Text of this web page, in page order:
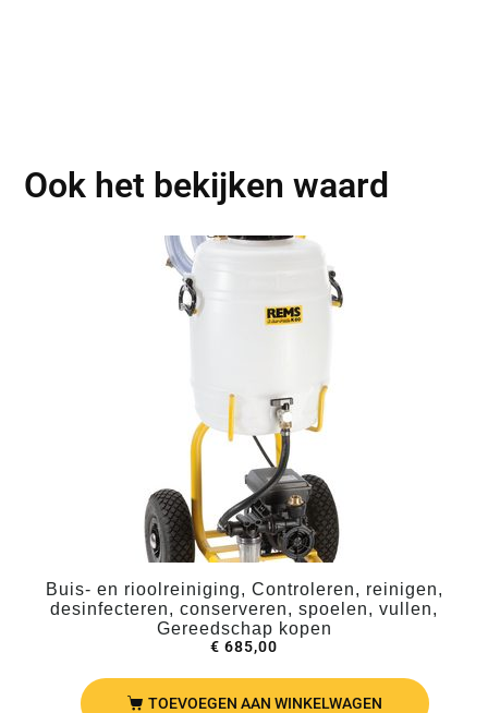
Ook het bekijken waard
Buis- en rioolreiniging, Controleren, reinigen,
desinfecteren, conserveren, spoelen, vullen,
Gereedschap kopen
€ 685,00
TOEVOEGEN AAN WINKELWAGEN